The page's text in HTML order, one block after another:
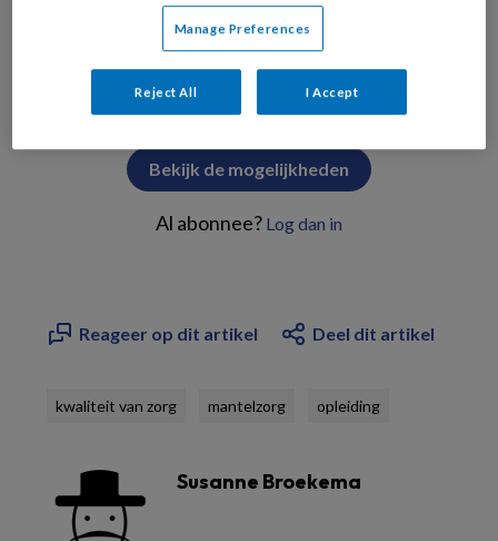
PREMIUM
Bekijk de mogelijkheden
Al abonnee? Log dan in
Reageer op dit artikel Deel dit artikel
kwaliteit van zorg mantelzorg opleiding
Susanne Broekema
Manage Preferences
Reject All I Accept